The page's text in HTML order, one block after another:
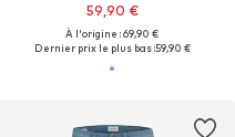
59,90 €
À l'origine : 69,90 €
Dernier prix le plus bas :59,90 €